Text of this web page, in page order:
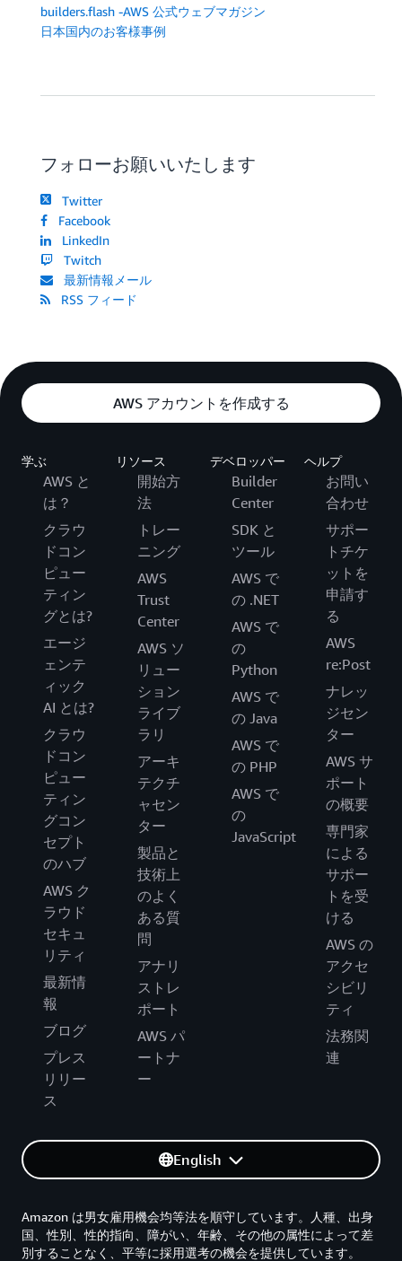
builders.flash -AWS 公式ウェブマガジン
日本国内のお客様事例
フォローお願いいたします
Twitter
Facebook
LinkedIn
Twitch
最新情報メール
RSS フィード
AWS アカウントを作成する
学ぶ
AWS と
は？
クラウ
ドコン
ピュー
ティン
グとは?
エージ
ェンテ
ィック
AI とは?
クラウ
ドコン
ピュー
ティン
グコン
セプト
のハブ
AWS ク
ラウド
セキュ
リティ
最新情
報
ブログ
プレス
リリー
ス
リソース
開始方
法
トレー
ニング
AWS
Trust
Center
AWS ソ
リュー
ション
ライブ
ラリ
アーキ
テクチ
ャセン
ター
製品と
技術上
のよく
ある質
問
アナリ
ストレ
ポート
AWS パ
ートナ
ー
デベロッパー
Builder
Center
SDK と
ツール
AWS で
の .NET
AWS で
の
Python
AWS で
の Java
AWS で
の PHP
AWS で
の
JavaScript
ヘルプ
お問い
合わせ
サポー
トチケ
ットを
申請す
る
AWS
re:Post
ナレッ
ジセン
ター
AWS サ
ポート
の概要
専門家
による
サポー
トを受
ける
AWS の
アクセ
シビリ
ティ
法務関
連
English
Amazon は男女雇用機会均等法を順守しています。人種、出身
国、性別、性的指向、障がい、年齢、その他の属性によって差
別することなく、平等に採用選考の機会を提供しています。